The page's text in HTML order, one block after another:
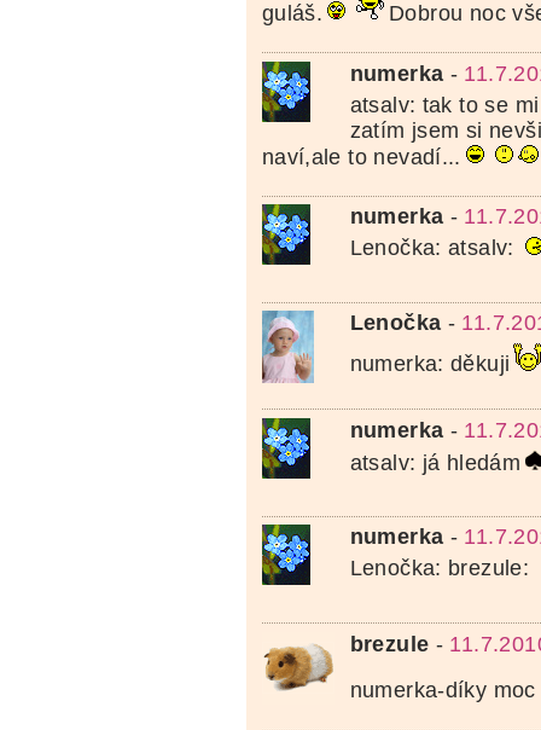
guláš.
Dobrou noc
numerka -
atsalv: tak to se
zatím jsem si
naví,ale to nevadí...
numerka -
Lenočka: atsalv:
Lenočka -
numerka: děkuji
numerka -
atsalv: já hledám
numerka -
Lenočka: brezule:
brezule -
numerka-díky moc